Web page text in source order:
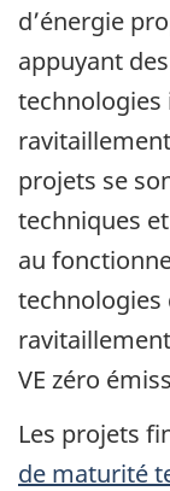
d’énergie
appuyant
technologies
projets se
techniques
au
technologies
VE zéro
Les projets
de maturité